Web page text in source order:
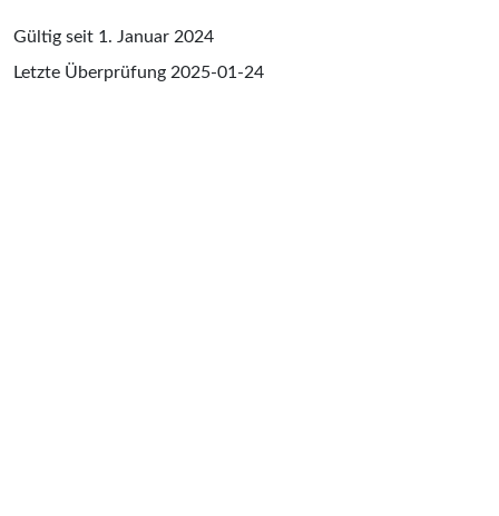
Gültig seit 1. Januar 2024
Letzte Überprüfung 2025-01-24